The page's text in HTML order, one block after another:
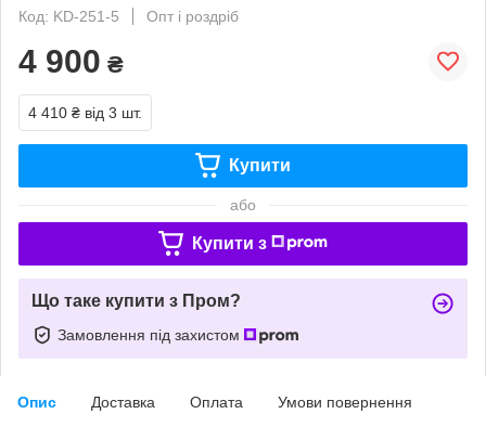
Код: KD-251-5
Опт і роздріб
4 900 ₴
4 410 ₴ від 3 шт.
Купити
або
Купити з
Що таке купити з Пром?
Замовлення під захистом
Опис Доставка Оплата Умови повернення